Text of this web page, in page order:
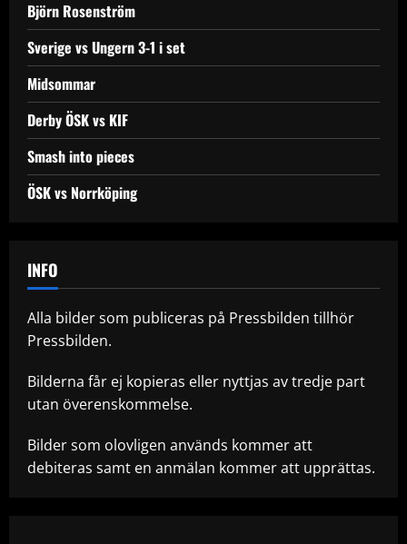
Björn Rosenström
Sverige vs Ungern 3-1 i set
Midsommar
Derby ÖSK vs KIF
Smash into pieces
ÖSK vs Norrköping
INFO
Alla bilder som publiceras på Pressbilden tillhör
Pressbilden.
Bilderna får ej kopieras eller nyttjas av tredje part
utan överenskommelse.
Bilder som olovligen används kommer att
debiteras samt en anmälan kommer att upprättas.